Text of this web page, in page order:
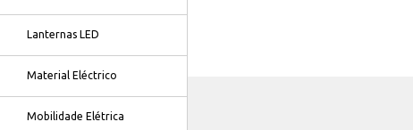
Lanternas LED
Material Eléctrico
Mobilidade Elétrica